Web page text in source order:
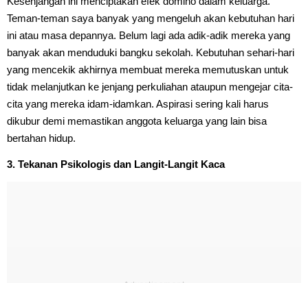
Teman-teman saya banyak yang mengeluh akan kebutuhan hari
ini atau masa depannya. Belum lagi ada adik-adik mereka yang
banyak akan menduduki bangku sekolah. Kebutuhan sehari-hari
yang mencekik akhirnya membuat mereka memutuskan untuk
tidak melanjutkan ke jenjang perkuliahan ataupun mengejar cita-
cita yang mereka idam-idamkan. Aspirasi sering kali harus
dikubur demi memastikan anggota keluarga yang lain bisa
bertahan hidup.
3. Tekanan Psikologis dan Langit-Langit Kaca